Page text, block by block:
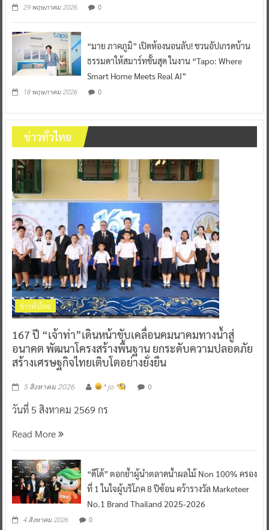
29 พฤษภาคม 2026 0
“มาย ภาคภูมิ” เปิดห้องนอนลับ! ชวนอัปเกรดบ้าน
ธรรมดาให้สมาร์ทขั้นสุด ในงาน “Tapo: Where
Smart Home Meets Real AI”
18 พฤษภาคม 2026 0
ข่าวทั่วไทย
ข่าวทั่วไทย
167 ปี “เจ้าท่า”เดินหน้าขับเคลื่อนคมนาคมทางน้ำสู่
อนาคต พัฒนาโครงสร้างพื้นฐาน ยกระดับความปลอดภัย
สร้างเศรษฐกิจไทยเติบโตอย่างยั่งยืน
5 สิงหาคม 2026 ^ jo ^ 0
วันที่ 5 สิงหาคม 2569 กร
Read More
“ดีโด้” ตอกย้ำผู้นำตลาดน้ำผลไม้ Non 100% ครอง
ที่ 1 ในใจผู้บริโภค 8 ปีซ้อน คว้ารางวัล Marketeer
No.1 Brand Thailand 2025-2026
4 สิงหาคม 2026 0